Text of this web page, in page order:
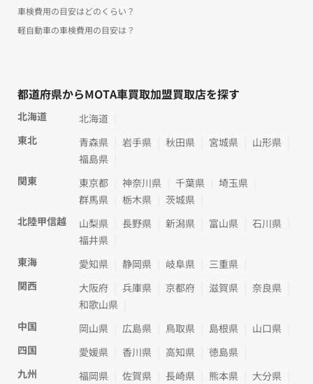
車検費用の目安はどのくらい？
軽自動車の車検費用の目安は？
都道府県からMOTA車買取加盟買取店を探す
北海道
北海道
東北
青森県 岩手県 秋田県 宮城県
山形県
福島県
関東
東京都 神奈川県 千葉県
埼玉県
群馬県
栃木県
茨城県
北陸甲信越
山梨県 長野県 新潟県 富山県
石川県
福井県
東海
愛知県 静岡県 岐阜県
三重県
関西
大阪府 兵庫県 京都府 滋賀県
奈良県
和歌山県
中国
岡山県 広島県 鳥取県 島根県
山口県
四国
愛媛県 香川県 高知県
徳島県
九州
福岡県 佐賀県 長崎県 熊本県
大分県